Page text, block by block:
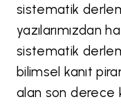
sistematik
yazılarımızdan
sistematik
bilimsel kanıt
alan son derece